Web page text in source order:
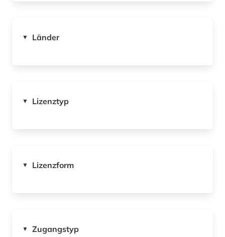
▼ Länder
▼ Lizenztyp
▼ Lizenzform
▼ Zugangstyp